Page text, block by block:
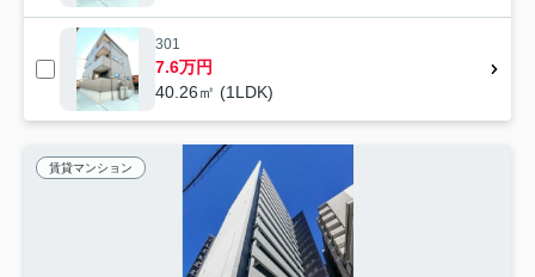
301
7.6万円
40.26㎡ (1LDK)
賃貸マンション